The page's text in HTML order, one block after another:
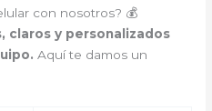
con nosotros? 💰
claros y personalizados
Aquí te damos un